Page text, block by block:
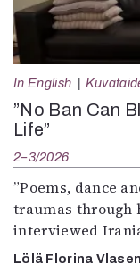
In English
”No Ban Can
Life”
2–3/2026
”Poems, dance
traumas through
interviewed
Lölä Florina